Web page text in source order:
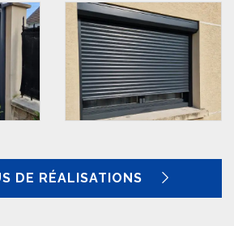
DE RÉALISATIONS